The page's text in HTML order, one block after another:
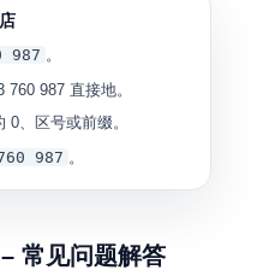
987 。
760 987 直接地。
0、区号或前缀。
987 。
常见问题解答